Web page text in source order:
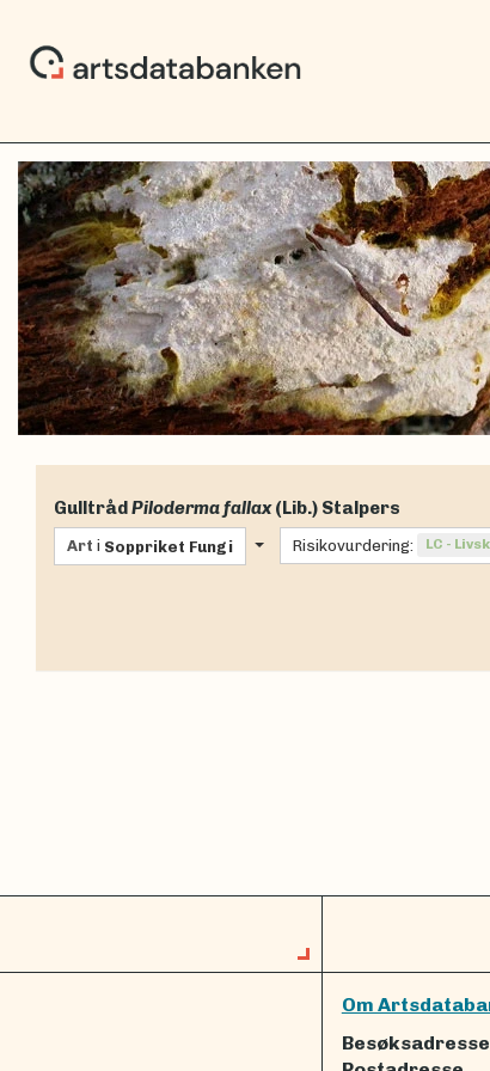
GulltrådPiloderma fallax (Lib.) Stalpers
Art i Soppriket Fungi Risikovurdering: LC -
Om
Besøksadresse